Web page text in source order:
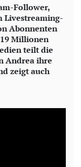
Follower,
Livestreaming-
Abonnenten
Millionen
teilt die
Andrea ihre
zeigt auch